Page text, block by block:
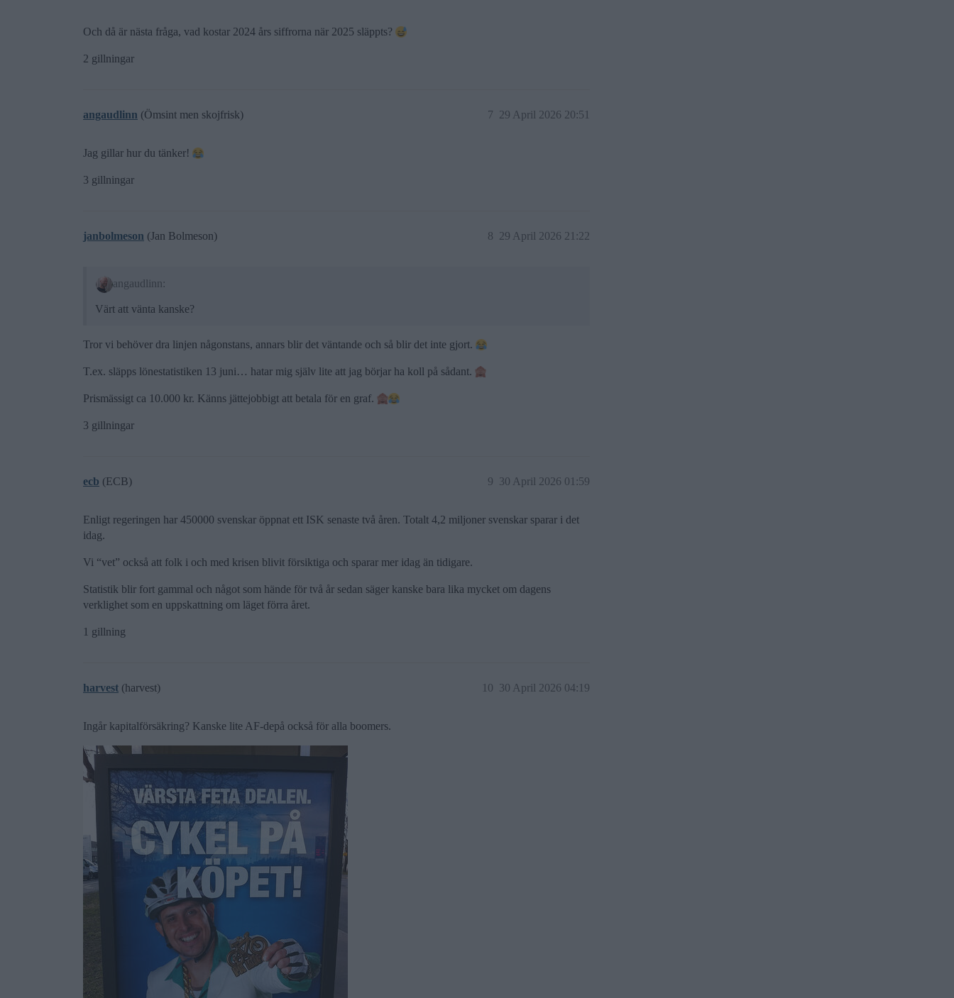
Och då är nästa fråga, vad kostar 2024 års siffrorna när 2025 släppts?
2 gillningar
angaudlinn (Ömsint men skojfrisk) 29 April 2026 20:51
7
Jag gillar hur du tänker!
3 gillningar
janbolmeson (Jan Bolmeson) 29 April 2026 21:22
8
angaudlinn:
Värt att vänta kanske?
Tror vi behöver dra linjen någonstans, annars blir det väntande och så blir det inte gjort.
T.ex. släpps lönestatistiken 13 juni… hatar mig själv lite att jag börjar ha koll på sådant.
Prismässigt ca 10.000 kr. Känns jättejobbigt att betala för en graf.
3 gillningar
ecb (ECB) 30 April 2026 01:59
9
Enligt regeringen har 450000 svenskar öppnat ett ISK senaste två åren. Totalt 4,2 miljoner svenskar sparar i det
idag.
Vi “vet” också att folk i och med krisen blivit försiktiga och sparar mer idag än tidigare.
Statistik blir fort gammal och något som hände för två år sedan säger kanske bara lika mycket om dagens
verklighet som en uppskattning om läget förra året.
1 gillning
harvest (harvest) 30 April 2026 04:19
10
Ingår kapitalförsäkring? Kanske lite AF-depå också för alla boomers.